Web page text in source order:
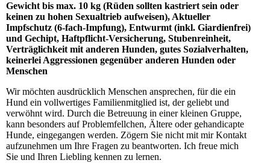
Gewicht bis max. 10 kg (Rüden sollten kastriert sein oder
keinen zu hohen Sexualtrieb aufweisen), Aktueller
Impfschutz (6-fach-Impfung), Entwurmt (inkl. Giardienfrei)
und Gechipt, Haftpflicht-Versicherung, Stubenreinheit,
Verträglichkeit mit anderen Hunden, gutes Sozialverhalten,
keinerlei Aggressionen gegenüber anderen Hunden oder
Menschen
Wir möchten ausdrücklich Menschen ansprechen, für die ein
Hund ein vollwertiges Familienmitglied ist, der geliebt und
verwöhnt wird. Durch die Betreuung in einer kleinen Gruppe,
kann besonders auf Problemfellchen, Ältere oder gehandicapte
Hunde, eingegangen werden. Zögern Sie nicht mit mir Kontakt
aufzunehmen um Ihre Fragen zu beantworten. Ich freue mich
Sie und Ihren Liebling kennen zu lernen.